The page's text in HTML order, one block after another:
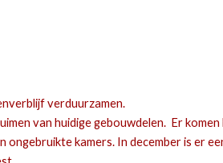
verduurzamen.
van huidige gebouwdelen. Er komen
ongebruikte kamers. In december is er